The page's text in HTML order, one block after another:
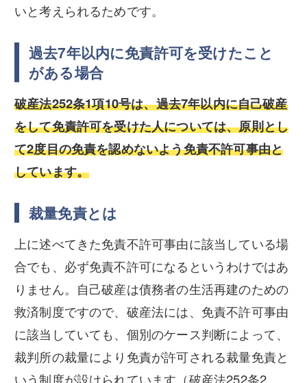
いと考えられるためです。
過去7年以内に免責許可を受けたこと
がある場合
破産法252条1項10号は、過去7年以内に自己破産
をして免責許可を受けた人については、原則とし
て2度目の免責を認めないよう免責不許可事由と
しています。
裁量免責とは
上に述べてきた免責不許可事由に該当している場
合でも、必ず免責不許可になるというわけではあ
りません。自己破産は債務者の生活再建のための
救済制度ですので、破産法には、免責不許可事由
に該当していても、個別のケース判断によって、
裁判所の裁量により免責が許可される裁量免責と
いう制度が設けられています（破産法252条2